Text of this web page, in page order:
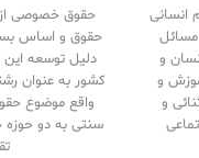
انسانی
و
و
و
حقوق خصوصی
حقوق و اساس
دلیل توسعه
کشور به عنوان
واقع موضوع
سنتی به دو